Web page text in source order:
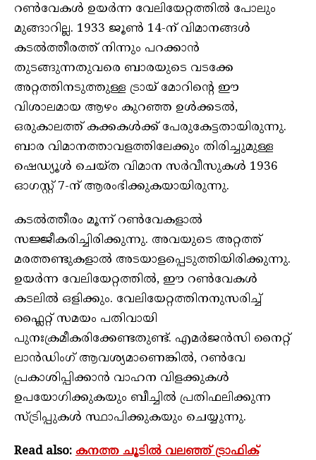
റൺവേകൾ ഉയർന്ന വേലിയേറ്റത്തിൽ പോലും
മുങ്ങാറില്ല. 1933 ജൂൺ 14-ന് വിമാനങ്ങൾ
കടൽത്തീരത്ത് നിന്നും പറക്കാൻ
തുടങ്ങുന്നതുവരെ ബാരയുടെ വടക്കേ
അറ്റത്തിനടുത്തുള്ള ട്രായ് മോറിന്റെ ഈ
വിശാലമായ ആഴം കുറഞ്ഞ ഉൾക്കടൽ,
ഒരുകാലത്ത് കക്കകൾക്ക് പേരുകേട്ടതായിരുന്നു.
ബാര വിമാനത്താവളത്തിലേക്കും തിരിച്ചുമുള്ള
ഷെഡ്യൂൾ ചെയ്ത വിമാന സർവീസുകൾ 1936
ഓഗസ്റ്റ് 7-ന് ആരംഭിക്കുകയായിരുന്നു.
കടൽത്തീരം മൂന്ന് റൺവേകളാൽ
സജ്ജീകരിച്ചിരിക്കുന്നു. അവയുടെ അറ്റത്ത്
മരത്തണ്ടുകളാൽ അടയാളപ്പെടുത്തിയിരിക്കുന്നു.
ഉയർന്ന വേലിയേറ്റത്തിൽ, ഈ റൺവേകൾ
കടലിൽ ഒളിക്കും. വേലിയേറ്റത്തിനനുസരിച്ച്
ഫ്ലൈറ്റ് സമയം പതിവായി
പുനഃക്രമീകരിക്കേണ്ടതുണ്ട്. എമർജൻസി നൈറ്റ്
ലാൻഡിംഗ് ആവശ്യമാണെങ്കിൽ, റൺവേ
പ്രകാശിപ്പിക്കാൻ വാഹന വിളക്കുകൾ
ഉപയോഗിക്കുകയും ബീച്ചിൽ പ്രതിഫലിക്കുന്ന
സ്ട്രിപ്പുകൾ സ്ഥാപിക്കുകയും ചെയ്യുന്നു.
Read also: കനത്ത ചൂടിൽ വലഞ്ഞ് ട്രാഫിക്